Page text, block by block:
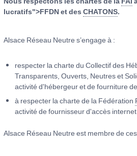
lucratifs">FFDN et des CHATONS.
Alsace Réseau Neutre s’engage à :
respecter la charte du Collectif des
Transparents, Ouverts, Neutres et
activité d'hébergeur et de fourniture
à respecter la charte de la Fédération
activité de fournisseur d'accès internet
Alsace Réseau Neutre est membre de